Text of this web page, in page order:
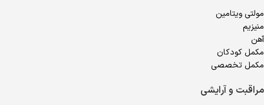
مولتی ویتامین
منیزیم
آهن
مکمل کودکان
مکمل تخصصی
مراقبت و آرایشی